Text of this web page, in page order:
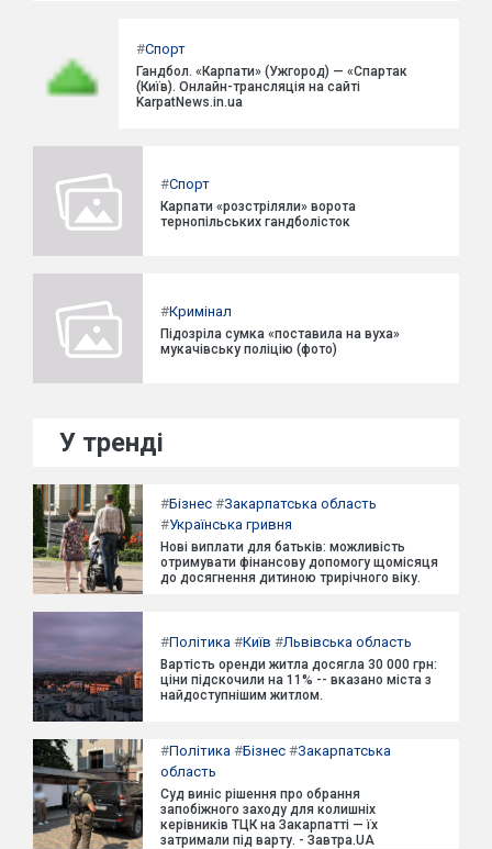
#Спорт
Гандбол. «Карпати» (Ужгород) — «Спартак
(Київ). Онлайн-трансляція на сайті
KarpatNews.in.ua
#Спорт
Карпати «розстріляли» ворота
тернопільських гандболісток
#Кримінал
Підозріла сумка «поставила на вуха»
мукачівську поліцію (фото)
У тренді
#Бізнес #Закарпатська область
#Українська гривня
Нові виплати для батьків: можливість
отримувати фінансову допомогу щомісяця
до досягнення дитиною трирічного віку.
#Політика #Київ #Львівська область
Вартість оренди житла досягла 30 000 грн:
ціни підскочили на 11% -- вказано міста з
найдоступнішим житлом.
#Політика #Бізнес #Закарпатська
область
Суд виніс рішення про обрання
запобіжного заходу для колишніх
керівників ТЦК на Закарпатті — їх
затримали під варту. - Завтра.UA